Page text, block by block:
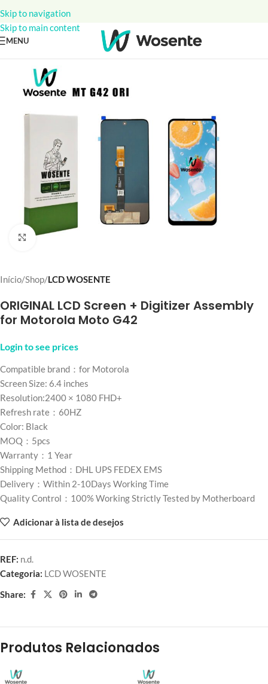
Skip to navigation
Skip to main content
MENU
Click to enlarge
Início Shop LCD WOSENTE
ORIGINAL LCD Screen + Digitizer Assembly
for Motorola Moto G42
Login to see prices
Compatible brand：for Motorola
Screen Size: 6.4 inches
Resolution:2400 × 1080 FHD+
Refresh rate：60HZ
Color: Black
MOQ：5pcs
Warranty：1 Year
Shipping Method：DHL UPS FEDEX EMS
Delivery：Within 2-10Days Working Time
Quality Control：100% Working Strictly Tested by Motherboard
Adicionar à lista de desejos
REF: n.d.
Categoria: LCD WOSENTE
Share:
Produtos Relacionados